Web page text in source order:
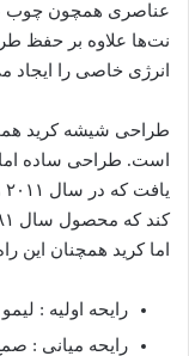
عناصری همچون چوب
نت‌ها علاوه بر حفظ
انرژی خاصی را ایجاد
طراحی شیشه کرید
است. طراحی ساده اما
اما کرید همچنان این
رایحه اولیه :
رایحه میانی :